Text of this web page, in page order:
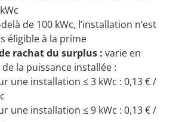
de 100 kWc, l’installation n’est
éligible à la prime
rachat du surplus : varie en
la puissance installée :
une installation ≤ 3 kWc : 0,13 € /
une installation ≤ 9 kWc : 0,13 € /